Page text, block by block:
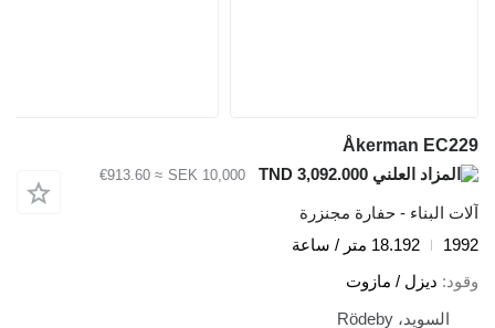
Åkerman EC229
SEK 10,000
≈ €913.60
آلات البناء - حفارة مجنزرة
1992
18.192 متر / ساعة
وقود ديزل / مازوت
السويد، Rödeby